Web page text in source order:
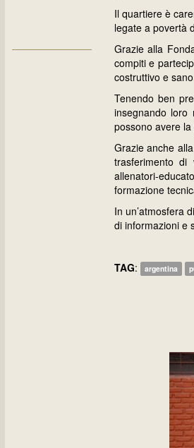
Il quartiere è
legate a povertà
Grazie alla
compiti e
costruttivo e
Tenendo ben
insegnando
possono avere
Grazie anche
trasferimento
allenatori-
formazione
In un’atmosfera
di informazioni e
TAG: argentina